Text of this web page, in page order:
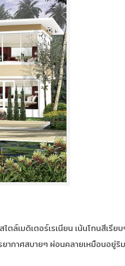
ไตล์เมดิเตอร์เรเนียน เน้นโทนสีเรีย
ากาศสบายๆ ผ่อนคลายเหมือนอยู่ริ